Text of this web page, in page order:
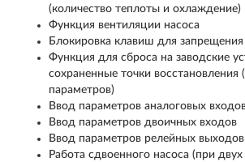
(количество теплоты и охлаждение)
Функция вентиляции насоса
Блокировка клавиш для запрещения
Функция для сброса на заводские
сохраненные точки восстановления
параметров)
Ввод параметров аналоговых
Ввод параметров двоичных входов
Ввод параметров релейных выходов
Работа сдвоенного насоса (при